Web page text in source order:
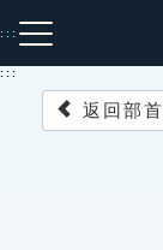
到
主
:::
:::
返回部